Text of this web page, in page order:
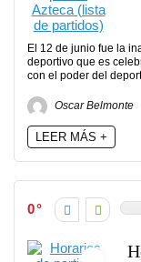
El 12 de junio fue la
deportivo que es
con el poder del
Oscar Belmonte
LEER MÁS +
0